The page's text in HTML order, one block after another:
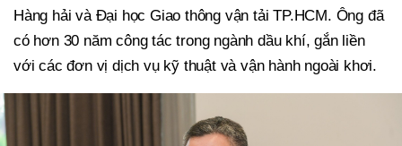
Hàng hải và Đại học Giao thông vận tải TP.HCM. Ông đã
có hơn 30 năm công tác trong ngành dầu khí, gắn liền
với các đơn vị dịch vụ kỹ thuật và vận hành ngoài khơi.